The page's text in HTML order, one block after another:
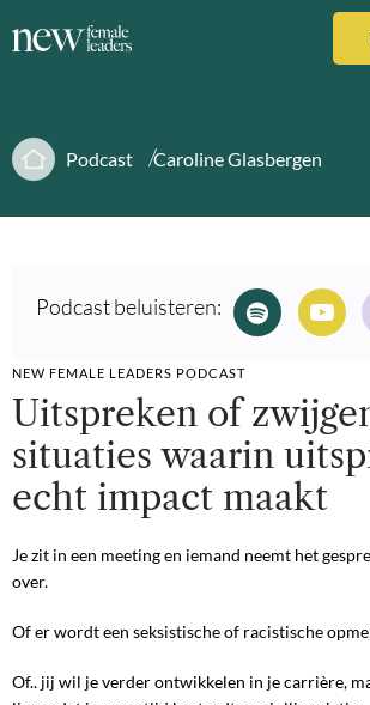
Podcast Caroline Glasbergen
Podcast beluisteren:
NEW FEMALE LEADERS PODCAST
Uitspreken of
situaties waarin
echt impact maakt
Je zit in een meeting en iemand neemt het
over.
Of er wordt een seksistische of racistische
Of.. jij wil je verder ontwikkelen in je carrière,